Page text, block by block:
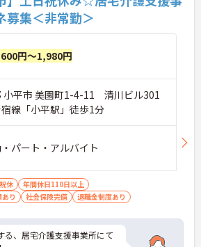
募集＜非常勤＞
円～1,980円
小平市 美園町1-4-11 清川ビル301
線「小平駅」徒歩1分
パート・アルバイト
休
年間休日110日以上
り
社会保険完備 退職金制度あり
る、居宅介護支援事業所にて